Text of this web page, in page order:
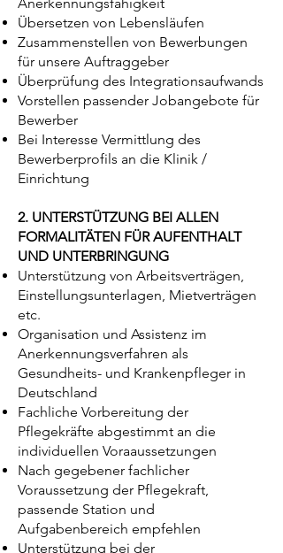
Übersetzen von Lebensläufen
Zusammenstellen von Bewerbungen
für unsere Auftraggeber
Überprüfung des Integrationsaufwands
Vorstellen passender Jobangebote für
Bewerber
Bei Interesse Vermittlung des
Bewerberprofils an die Klinik /
Einrichtung
2. UNTERSTÜTZUNG BEI ALLEN
FORMALITÄTEN FÜR AUFENTHALT
UND UNTERBRINGUNG
Unterstützung von Arbeitsverträgen,
Einstellungsunterlagen, Mietverträgen
etc.
Organisation und Assistenz im
Anerkennungsverfahren als
Gesundheits- und Krankenpfleger in
Deutschland
Fachliche Vorbereitung der
Pflegekräfte abgestimmt an die
individuellen Voraaussetzungen
Nach gegebener fachlicher
Voraussetzung der Pflegekraft,
passende Station und
Aufgabenbereich empfehlen
Unterstützung bei der